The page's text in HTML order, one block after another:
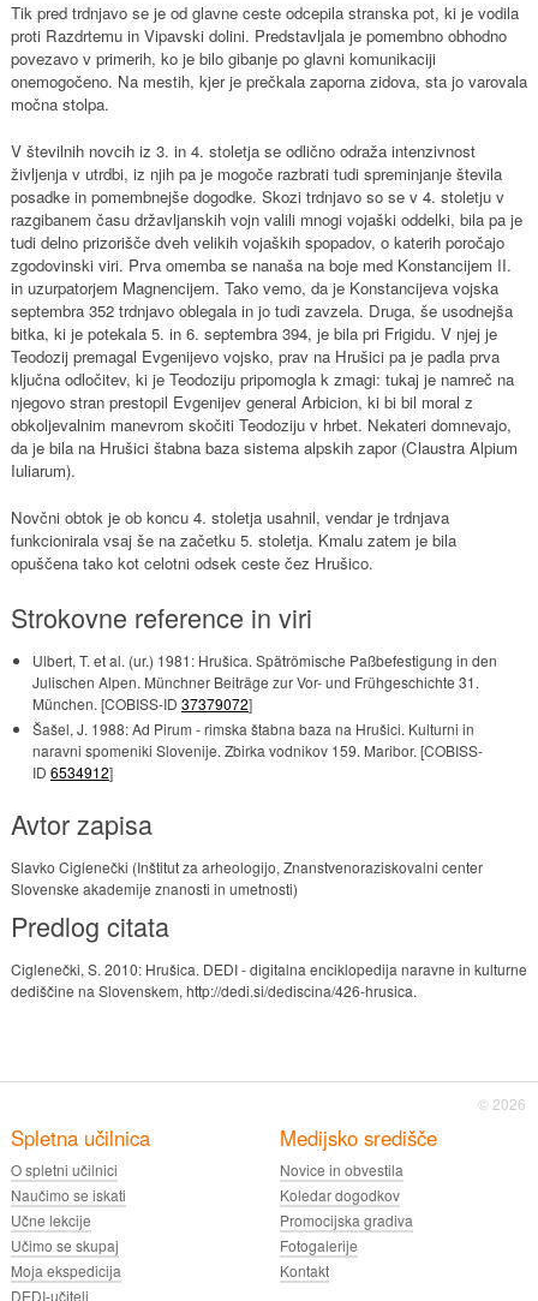
Tik pred trdnjavo se je od glavne ceste odcepila stranska pot, ki je vodila
proti Razdrtemu in Vipavski dolini. Predstavljala je pomembno obhodno
povezavo v primerih, ko je bilo gibanje po glavni komunikaciji
onemogočeno. Na mestih, kjer je prečkala zaporna zidova, sta jo varovala
močna stolpa.
V številnih novcih iz 3. in 4. stoletja se odlično odraža intenzivnost
življenja v utrdbi, iz njih pa je mogoče razbrati tudi spreminjanje števila
posadke in pomembnejše dogodke. Skozi trdnjavo so se v 4. stoletju v
razgibanem času državljanskih vojn valili mnogi vojaški oddelki, bila pa je
tudi delno prizorišče dveh velikih vojaških spopadov, o katerih poročajo
zgodovinski viri. Prva omemba se nanaša na boje med Konstancijem II.
in uzurpatorjem Magnencijem. Tako vemo, da je Konstancijeva vojska
septembra 352 trdnjavo oblegala in jo tudi zavzela. Druga, še usodnejša
bitka, ki je potekala 5. in 6. septembra 394, je bila pri Frigidu. V njej je
Teodozij premagal Evgenijevo vojsko, prav na Hrušici pa je padla prva
ključna odločitev, ki je Teodoziju pripomogla k zmagi: tukaj je namreč na
njegovo stran prestopil Evgenijev general Arbicion, ki bi bil moral z
obkoljevalnim manevrom skočiti Teodoziju v hrbet. Nekateri domnevajo,
da je bila na Hrušici štabna baza sistema alpskih zapor (Claustra Alpium
Iuliarum).
Novčni obtok je ob koncu 4. stoletja usahnil, vendar je trdnjava
funkcionirala vsaj še na začetku 5. stoletja. Kmalu zatem je bila
opuščena tako kot celotni odsek ceste čez Hrušico.
Strokovne reference in viri
Ulbert, T. et al. (ur.) 1981: Hrušica. Spätrömische Paßbefestigung in den
Julischen Alpen. Münchner Beiträge zur Vor- und Frühgeschichte 31.
München. [COBISS-ID 37379072]
Šašel, J. 1988: Ad Pirum - rimska štabna baza na Hrušici. Kulturni in
naravni spomeniki Slovenije. Zbirka vodnikov 159. Maribor. [COBISS-
ID 6534912]
Avtor zapisa
Slavko Ciglenečki (Inštitut za arheologijo, Znanstvenoraziskovalni center
Slovenske akademije znanosti in umetnosti)
Predlog citata
Ciglenečki, S. 2010: Hrušica. DEDI - digitalna enciklopedija naravne in kulturne
dediščine na Slovenskem, http://dedi.si/dediscina/426-hrusica.
© 2026
Spletna učilnica
O spletni učilnici
Naučimo se iskati
Učne lekcije
Učimo se skupaj
Moja ekspedicija
DEDI-učitelj
Medijsko središče
Novice in obvestila
Koledar dogodkov
Promocijska gradiva
Fotogalerije
Kontakt